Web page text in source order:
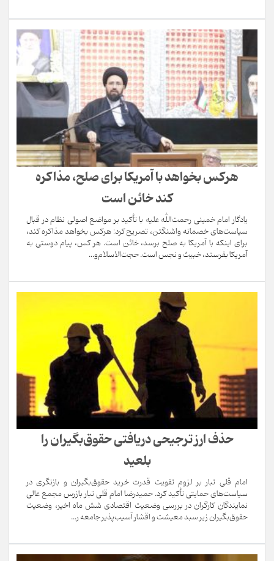
هرکس بخواهد با آمریکا برای صلح، مذاکره
کند خائن است
یادگار امام خمینی رحمت‌الله علیه با تأکید بر مواضع اصولی نظام در قبال
سیاست‌های خصمانه واشنگتن، تصریح کرد: هرکس بخواهد مذاکره کند،
برای اینکه با آمریکا به صلح برسد، خائن است. هر کس، پیام دوستی به
آمریکا بفرستد، خبیث و نجس است. حجت‌الاسلام‌و...
حذف ارز ترجیحی دریافتی حقوق‌بگیران را
بلعید
امام قلی تبار بر لزوم تقویت قدرت خرید حقوق‌بگیران و بازنگری در
سیاست‌های حمایتی تأکید کرد. حمیدرضا امام قلی تبار بازرس مجمع عالی
نمایندگان کارگران در بررسی وضعیت اقتصادی شش ماه اخیر، وضعیت
حقوق‌بگیران زیر سبد معیشت و اقشار آسیب‌پذیر جامعه ر...